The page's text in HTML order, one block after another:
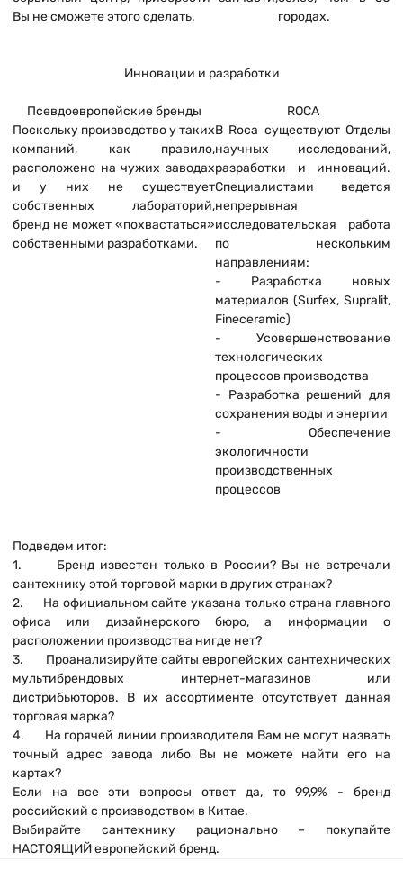
Вы не сможете этого сделать.
городах.
Инновации и разработки
Псевдоевропейские бренды
ROCA
Поскольку производство у таких
компаний, как правило,
расположено на чужих заводах
и у них не существует
собственных лабораторий,
бренд не может «похвастаться»
собственными разработками.
В Roca существуют Отделы
научных исследований,
разработки и инноваций.
Специалистами ведется
непрерывная
исследовательская работа
по нескольким
направлениям:
- Разработка новых
материалов (Surfex, Supralit,
Fineceramic)
- Усовершенствование
технологических
процессов производства
- Разработка решений для
сохранения воды и энергии
- Обеспечение
экологичности
производственных
процессов
Подведем итог:
1. Бренд известен только в России? Вы не встречали
сантехнику этой торговой марки в других странах?
2. На официальном сайте указана только страна главного
офиса или дизайнерского бюро, а информации о
расположении производства нигде нет?
3. Проанализируйте сайты европейских сантехнических
мультибрендовых интернет-магазинов или
дистрибьюторов. В их ассортименте отсутствует данная
торговая марка?
4. На горячей линии производителя Вам не могут назвать
точный адрес завода либо Вы не можете найти его на
картах?
Если на все эти вопросы ответ да, то 99,9% - бренд
российский с производством в Китае.
Выбирайте сантехнику рационально – покупайте
НАСТОЯЩИЙ европейский бренд.